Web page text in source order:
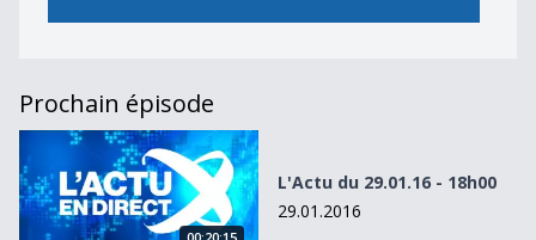
Prochain épisode
L&#039;Actu du 29.01.16 - 18h00
L'Actu du 29.01.16 - 18h00
29.01.2016